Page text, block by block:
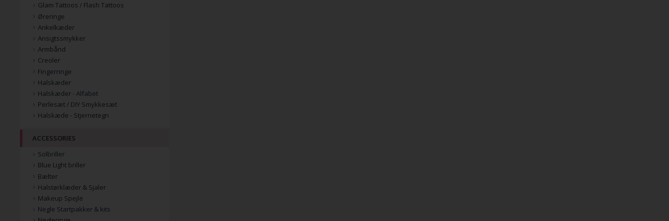
Glam Tattoos / Flash Tattoos
Øreringe
Ankelkæder
Ansigtssmykker
Armbånd
Creoler
Fingerringe
Halskæder
Halskæder - Alfabet
Perlesæt / DIY Smykkesæt
Halskæde - Stjernetegn
ACCESSORIES
Solbriller
Blue Light briller
Bælter
Halstørklæder & Sjaler
Makeup Spejle
Negle Startpakker & kits